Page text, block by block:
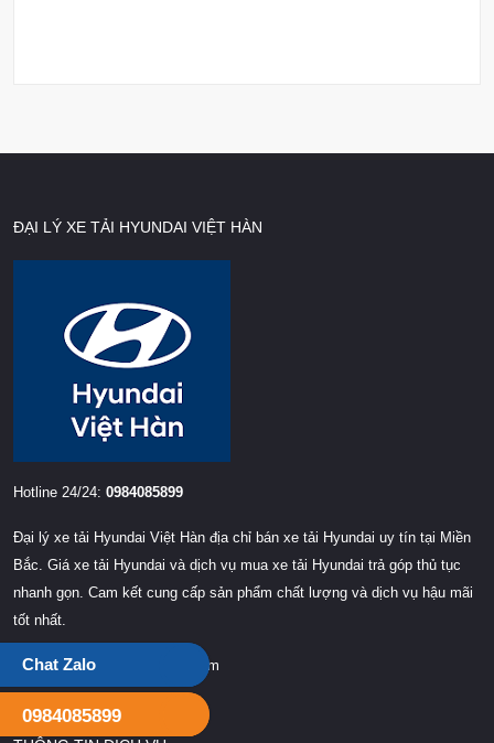
ĐẠI LÝ XE TẢI HYUNDAI VIỆT HÀN
Hotline 24/24: 0984085899
Đại lý xe tải Hyundai Việt Hàn địa chỉ bán xe tải Hyundai uy tín tại Miền
Bắc. Giá xe tải Hyundai và dịch vụ mua xe tải Hyundai trả góp thủ tục
nhanh gọn. Cam kết cung cấp sản phẩm chất lượng và dịch vụ hậu mãi
tốt nhất.
truongdongmotor@gmail.com
Chat Zalo
0984085899